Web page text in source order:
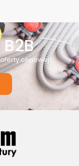
cenowej!